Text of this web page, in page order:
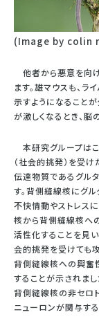
(Image by
他者から悪意を向
ます。雄マウスも、
示すようになること
が激しくなるとき、脳
本研究グループは
（社会的挑発）を受
伝達物質であるグル
す。背側縫線核にグ
不快情動やストレス
核から背側縫線核へ
活性化することを見
会的挑発を受けても
背側縫線核への興奮
することが示されま
背側縫線核の非セロ
ニューロンが関与す